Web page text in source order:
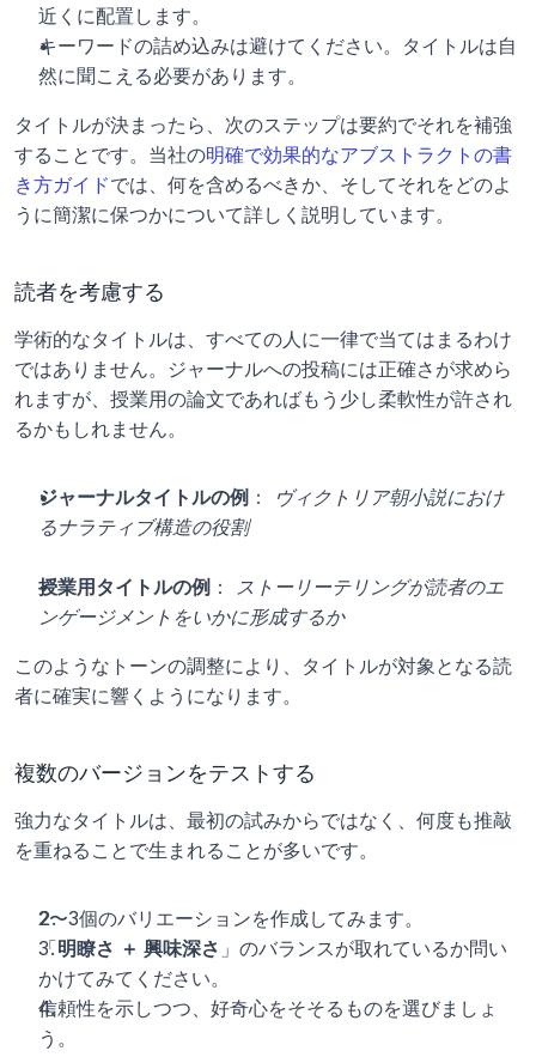
近くに配置します。
キーワードの詰め込みは避けてください。タイトルは自
然に聞こえる必要があります。
タイトルが決まったら、次のステップは要約でそれを補強
することです。当社の明確で効果的なアブストラクトの書
き方ガイドでは、何を含めるべきか、そしてそれをどのよ
うに簡潔に保つかについて詳しく説明しています。
読者を考慮する
学術的なタイトルは、すべての人に一律で当てはまるわけ
ではありません。ジャーナルへの投稿には正確さが求めら
れますが、授業用の論文であればもう少し柔軟性が許され
るかもしれません。
ジャーナルタイトルの例 ：
ヴィクトリア朝小説におけ
るナラティブ構造の役割
授業用タイトルの例 ： ストーリーテリングが読者のエ
ンゲージメントをいかに形成するか
このようなトーンの調整により、タイトルが対象となる読
者に確実に響くようになります。
複数のバージョンをテストする
強力なタイトルは、最初の試みからではなく、何度も推敲
を重ねることで生まれることが多いです。
2〜3個のバリエーションを作成してみます。
「明瞭さ ＋ 興味深さ 」のバランスが取れているか問い
かけてみてください。
信頼性を示しつつ、好奇心をそそるものを選びましょ
う。